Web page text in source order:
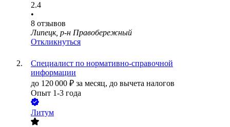
2.4
•
8 отзывов
Липецк, р-н Правобережный
Откликнуться
Специалист по нормативно-справочной
информации
до 120 000 ₽ за месяц, до вычета налогов
Опыт 1-3 года
Литум